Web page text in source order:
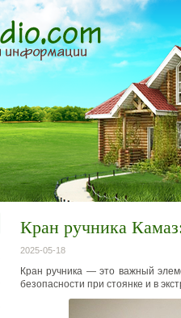
Кран ручника
2025-05-18
Кран ручника — это важный
безопасности при стоянке и в